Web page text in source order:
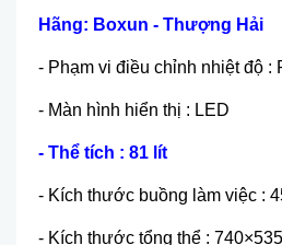
Hãng: Boxun - Thượng Hải
- Phạm vi điều chỉnh nhiệt độ :
- Màn hình hiển thị : LED
- Thể tích : 81 lít
- Kích thước buồng làm việc :
- Kích thước tổng thể :